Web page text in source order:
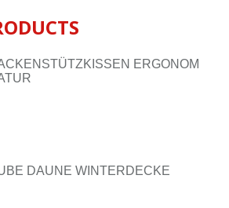
ERGONOM
DAUNE WINTERDECKE